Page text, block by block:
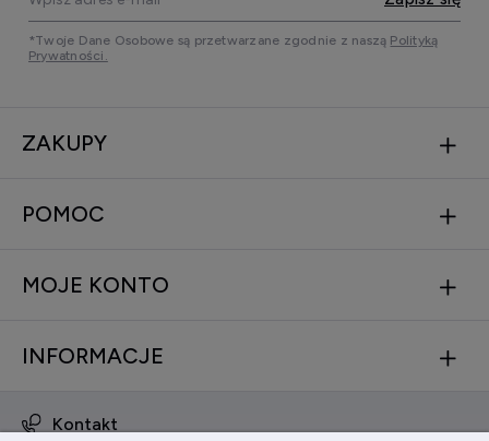
*Twoje Dane Osobowe są przetwarzane zgodnie z naszą Polityką
Prywatności.
ZAKUPY
POMOC
MOJE KONTO
INFORMACJE
Kontakt